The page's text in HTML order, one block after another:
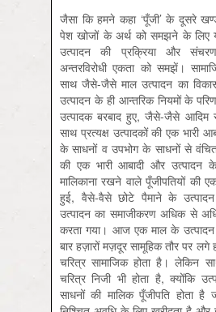
जैसा कि हमने कहा ‘पूँजी’ के दूसरे
पेश खोजों के अर्थ को समझने के लिए
उत्पादन की प्रक्रिया और
अन्तरविरोधी एकता को समझें।
साथ जैसे-जैसे माल उत्पादन का
उत्पादन के ही आन्तरिक नियमों के
उत्पादक बरबाद हुए, जैसे-जैसे आदिम
साथ प्रत्यक्ष उत्पादकों की एक भारी
के साधनों व उपभोग के साधनों से
की एक भारी आबादी और उत्पादन
मालिकाना रखने वाले पूँजीपतियों की
हुई, वैसे-वैसे छोटे पैमाने के
उत्पादन का समाजीकरण अधिक से
करता गया। आज एक माल के
बार हज़ारों मज़दूर सामूहिक तौर पर
चरित्र सामाजिक होता है। लेकिन
चरित्र निजी भी होता है, क्योंकि
साधनों की मालिक पूँजीपति होता